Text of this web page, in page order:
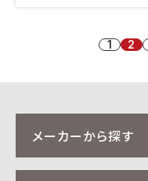
1 2
メーカーから探す